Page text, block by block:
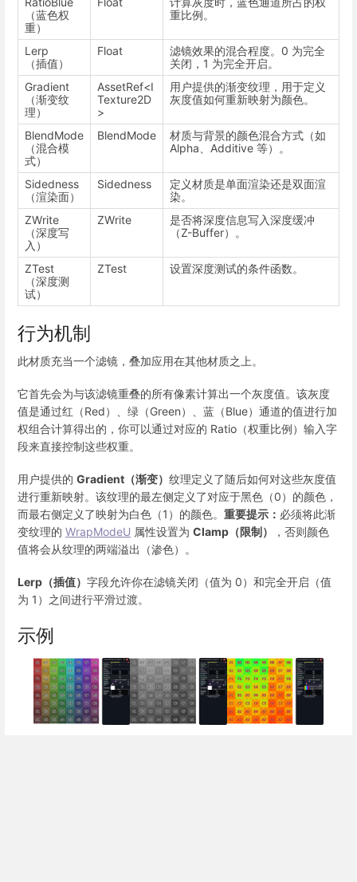
（蓝色权
重）
重比例。
Lerp
（插值）
Float
滤镜效果的混合程度。0 为完全
关闭，1 为完全开启。
Gradient
（渐变纹
理）
AssetRef<I
Texture2D
>
用户提供的渐变纹理，用于定义
灰度值如何重新映射为颜色。
BlendMode
（混合模
式）
BlendMode
材质与背景的颜色混合方式（如
Alpha、Additive 等）。
Sidedness
（渲染面）
Sidedness
定义材质是单面渲染还是双面渲
染。
ZWrite
（深度写
入）
ZWrite
是否将深度信息写入深度缓冲
（Z-Buffer）。
ZTest
（深度测
试）
ZTest 设置深度测试的条件函数。
行为机制
此材质充当一个滤镜，叠加应用在其他材质之上。
它首先会为与该滤镜重叠的所有像素计算出一个灰度值。该灰度
值是通过红（Red）、绿（Green）、蓝（Blue）通道的值进行加
权组合计算得出的，你可以通过对应的 Ratio（权重比例）输入字
段来直接控制这些权重。
用户提供的 Gradient（渐变） 纹理定义了随后如何对这些灰度值
进行重新映射。该纹理的最左侧定义了对应于黑色（0）的颜色，
而最右侧定义了映射为白色（1）的颜色。 重要提示： 必须将此渐
变纹理的 WrapModeU 属性设置为 Clamp（限制）
，否则颜色
值将会从纹理的两端溢出（渗色）。
Lerp（插值） 字段允许你在滤镜关闭（值为 0）和完全开启（值
为 1）之间进行平滑过渡。
示例